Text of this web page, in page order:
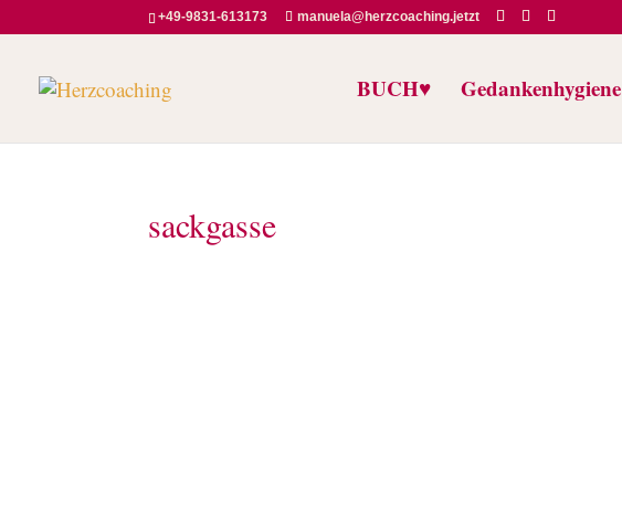
+49-9831-613173 manuela@herzcoaching.jetzt
BUCH♥️ Gedankenhygiene
sackgasse